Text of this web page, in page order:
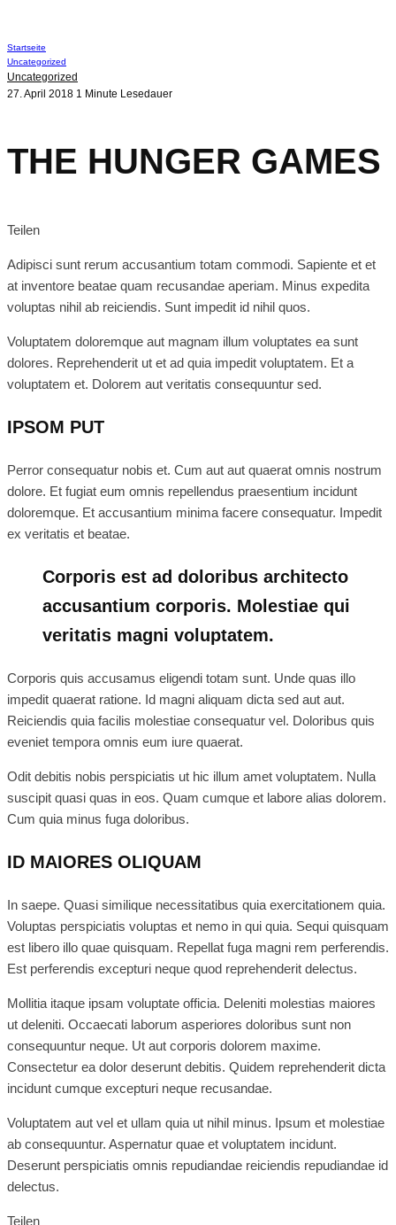
Startseite
Uncategorized
Uncategorized
27. April 2018 1 Minute Lesedauer
THE HUNGER GAMES
Teilen
Adipisci sunt rerum accusantium totam commodi. Sapiente et et
at inventore beatae quam recusandae aperiam. Minus expedita
voluptas nihil ab reiciendis. Sunt impedit id nihil quos.
Voluptatem doloremque aut magnam illum voluptates ea sunt
dolores. Reprehenderit ut et ad quia impedit voluptatem. Et a
voluptatem et. Dolorem aut veritatis consequuntur sed.
IPSOM PUT
Perror consequatur nobis et. Cum aut aut quaerat omnis nostrum
dolore. Et fugiat eum omnis repellendus praesentium incidunt
doloremque. Et accusantium minima facere consequatur. Impedit
ex veritatis et beatae.
Corporis est ad doloribus architecto
accusantium corporis. Molestiae qui
veritatis magni voluptatem.
Corporis quis accusamus eligendi totam sunt. Unde quas illo
impedit quaerat ratione. Id magni aliquam dicta sed aut aut.
Reiciendis quia facilis molestiae consequatur vel. Doloribus quis
eveniet tempora omnis eum iure quaerat.
Odit debitis nobis perspiciatis ut hic illum amet voluptatem. Nulla
suscipit quasi quas in eos. Quam cumque et labore alias dolorem.
Cum quia minus fuga doloribus.
ID MAIORES OLIQUAM
In saepe. Quasi similique necessitatibus quia exercitationem quia.
Voluptas perspiciatis voluptas et nemo in qui quia. Sequi quisquam
est libero illo quae quisquam. Repellat fuga magni rem perferendis.
Est perferendis excepturi neque quod reprehenderit delectus.
Mollitia itaque ipsam voluptate officia. Deleniti molestias maiores
ut deleniti. Occaecati laborum asperiores doloribus sunt non
consequuntur neque. Ut aut corporis dolorem maxime.
Consectetur ea dolor deserunt debitis. Quidem reprehenderit dicta
incidunt cumque excepturi neque recusandae.
Voluptatem aut vel et ullam quia ut nihil minus. Ipsum et molestiae
ab consequuntur. Aspernatur quae et voluptatem incidunt.
Deserunt perspiciatis omnis repudiandae reiciendis repudiandae id
delectus.
Teilen